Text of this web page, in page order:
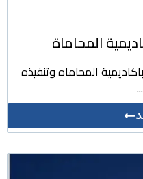
المحاماه وتنفيذه